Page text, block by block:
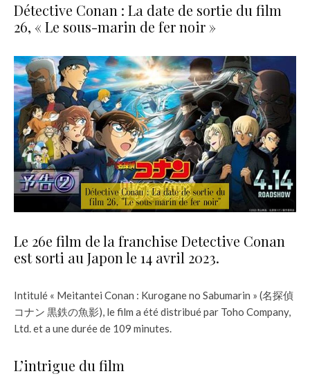
Détective Conan : La date de sortie du film
26, « Le sous-marin de fer noir »
Le 26e film de la franchise Detective Conan
est sorti au Japon le 14 avril 2023.
Intitulé « Meitantei Conan : Kurogane no Sabumarin » (名探偵
コナン 黒鉄の魚影), le film a été distribué par Toho Company,
Ltd. et a une durée de 109 minutes.
L’intrigue du film